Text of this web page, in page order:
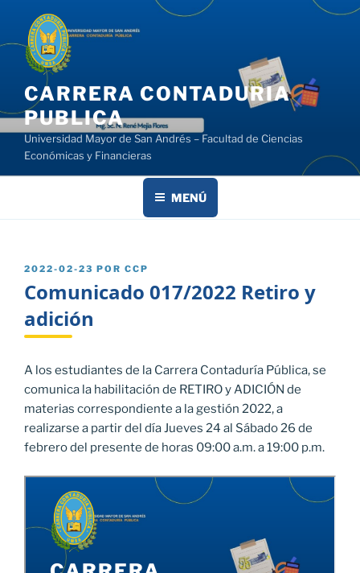
contenido
CARRERA CONTADURIA
PUBLICA
Universidad Mayor de San Andrés – Facultad de Ciencias
Económicas y Financieras
MENÚ
PUBLICADO
2022-02-23 POR CCP
Comunicado 017/2022 Retiro y
adición
A los estudiantes de la Carrera Contaduría Pública, se
comunica la habilitación de RETIRO y ADICIÓN de
materias correspondiente a la gestión 2022, a
realizarse a partir del día Jueves 24 al Sábado 26 de
febrero del presente de horas 09:00 a.m. a 19:00 p.m.